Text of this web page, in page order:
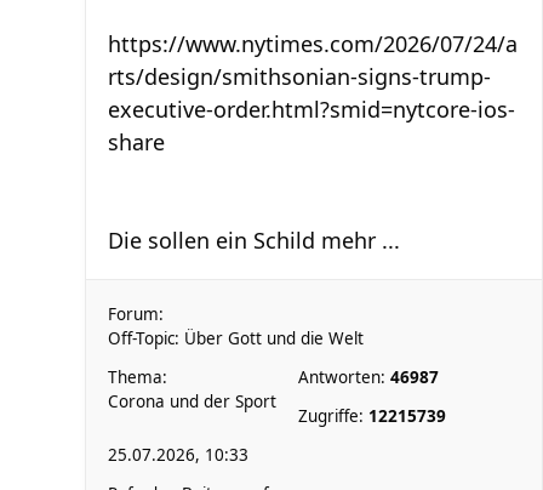
https://www.nytimes.com/2026/07/24/a
rts/design/smithsonian-signs-trump-
executive-order.html?smid=nytcore-ios-
share
Die sollen ein Schild mehr ...
Forum:
Off-Topic: Über Gott und die Welt
Thema:
Corona und der Sport
Antworten: 46987
Zugriffe: 12215739
25.07.2026, 10:33